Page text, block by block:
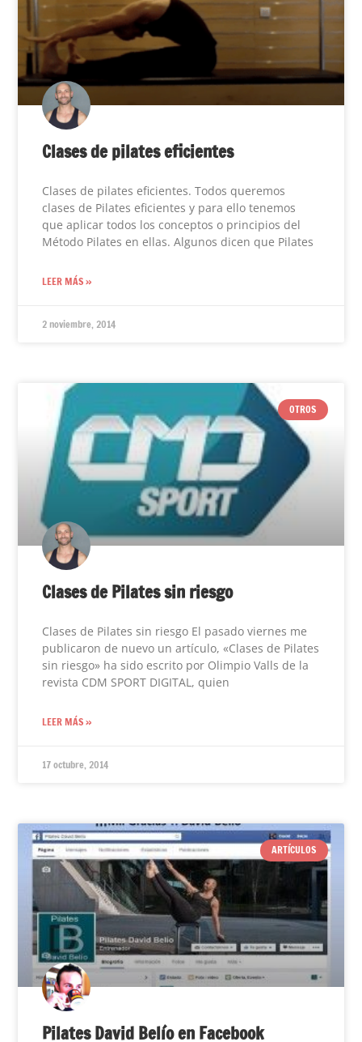
Clases de pilates eficientes
Clases de pilates eficientes. Todos queremos
clases de Pilates eficientes y para ello tenemos
que aplicar todos los conceptos o principios del
Método Pilates en ellas. Algunos dicen que Pilates
LEER MÁS »
2 noviembre, 2014
OTROS
Clases de Pilates sin riesgo
Clases de Pilates sin riesgo El pasado viernes me
publicaron de nuevo un artículo, «Clases de Pilates
sin riesgo» ha sido escrito por Olimpio Valls de la
revista CDM SPORT DIGITAL, quien
LEER MÁS »
17 octubre, 2014
ARTÍCULOS
Pilates David Belío en Facebook